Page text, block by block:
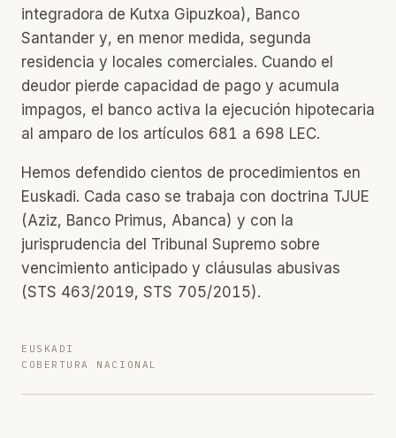
integradora de Kutxa Gipuzkoa), Banco
Santander y, en menor medida, segunda
residencia y locales comerciales. Cuando el
deudor pierde capacidad de pago y acumula
impagos, el banco activa la ejecución hipotecaria
al amparo de los artículos 681 a 698 LEC.
Hemos defendido cientos de procedimientos en
Euskadi. Cada caso se trabaja con doctrina TJUE
(Aziz, Banco Primus, Abanca) y con la
jurisprudencia del Tribunal Supremo sobre
vencimiento anticipado y cláusulas abusivas
(STS 463/2019, STS 705/2015).
EUSKADI
COBERTURA NACIONAL